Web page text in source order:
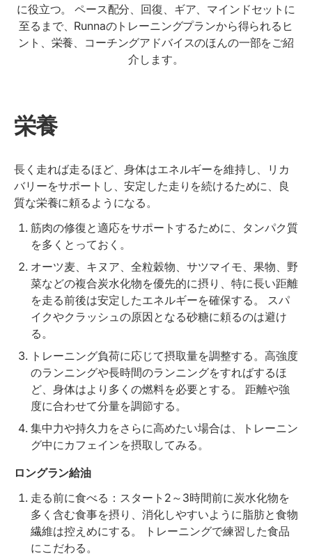
に役立つ。 ペース配分、回復、ギア、マインドセットに
至るまで、Runnaのトレーニングプランから得られるヒ
ント、栄養、コーチングアドバイスのほんの一部をご紹
介します。
栄養
長く走れば走るほど、身体はエネルギーを維持し、リカ
バリーをサポートし、安定した走りを続けるために、良
質な栄養に頼るようになる。
筋肉の修復と適応をサポートするために、タンパク質
を多くとっておく。
オーツ麦、キヌア、全粒穀物、サツマイモ、果物、野
菜などの複合炭水化物を優先的に摂り、特に長い距離
を走る前後は安定したエネルギーを確保する。 スパ
イクやクラッシュの原因となる砂糖に頼るのは避け
る。
トレーニング負荷に応じて摂取量を調整する。高強度
のランニングや長時間のランニングをすればするほ
ど、身体はより多くの燃料を必要とする。 距離や強
度に合わせて分量を調節する。
集中力や持久力をさらに高めたい場合は、トレーニン
グ中にカフェインを摂取してみる。
ロングラン給油
走る前に食べる：スタート2～3時間前に炭水化物を
多く含む食事を摂り、消化しやすいように脂肪と食物
繊維は控えめにする。 トレーニングで練習した食品
にこだわる。